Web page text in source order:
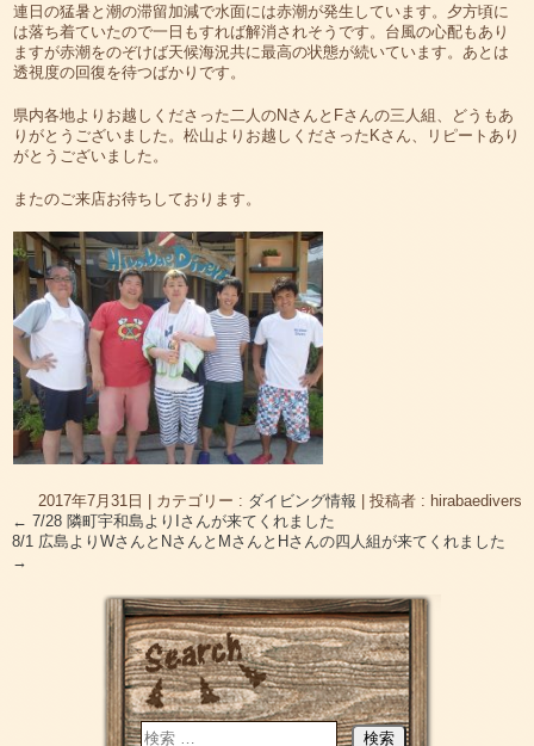
連日の猛暑と潮の滞留加減で水面には赤潮が発生しています。夕方頃に
は落ち着ていたので一日もすれば解消されそうです。台風の心配もあり
ますが赤潮をのぞけば天候海況共に最高の状態が続いています。あとは
透視度の回復を待つばかりです。
県内各地よりお越しくださった二人のNさんとFさんの三人組、どうもあ
りがとうございました。松山よりお越しくださったKさん、リピートあり
がとうございました。
またのご来店お待ちしております。
2017年7月31日 カテゴリー : ダイビング情報
投稿者 : hirabaedivers
← 7/28 隣町宇和島よりIさんが来てくれました
8/1 広島よりWさんとNさんとMさんとHさんの四人組が来てくれました
→